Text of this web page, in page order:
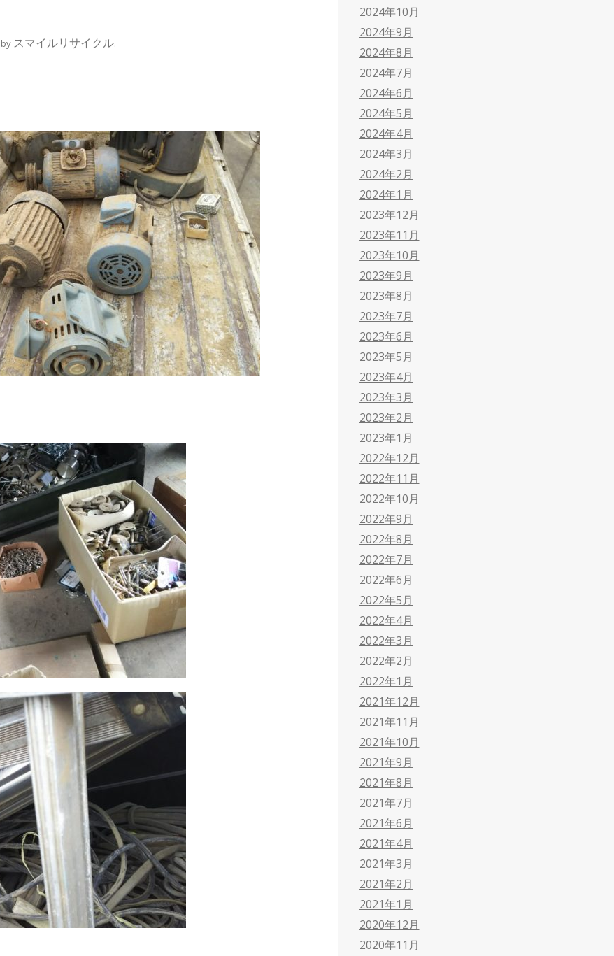
by スマイルリサイクル.
2024年10月
2024年9月
2024年8月
2024年7月
2024年6月
2024年5月
2024年4月
2024年3月
2024年2月
2024年1月
2023年12月
2023年11月
2023年10月
2023年9月
2023年8月
2023年7月
2023年6月
2023年5月
2023年4月
2023年3月
2023年2月
2023年1月
2022年12月
2022年11月
2022年10月
2022年9月
2022年8月
2022年7月
2022年6月
2022年5月
2022年4月
2022年3月
2022年2月
2022年1月
2021年12月
2021年11月
2021年10月
2021年9月
2021年8月
2021年7月
2021年6月
2021年4月
2021年3月
2021年2月
2021年1月
2020年12月
2020年11月